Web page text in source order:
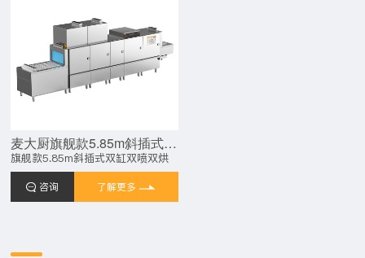
麦大厨旗舰款5.85m斜插式双缸双喷淋双烘干洗碗机
旗舰款5.85m斜插式双缸双喷双烘
咨询 了解更多